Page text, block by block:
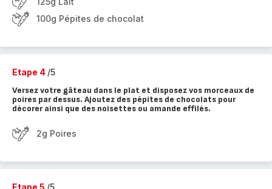
100g Pépites de chocolat
Etape 4 /5
Versez votre gâteau dans le plat et disposez vos morceaux de
poires par dessus. Ajoutez des pépites de chocolats pour
décorer ainsi que des noisettes ou amande effilés.
2g Poires
Etape 5 /5